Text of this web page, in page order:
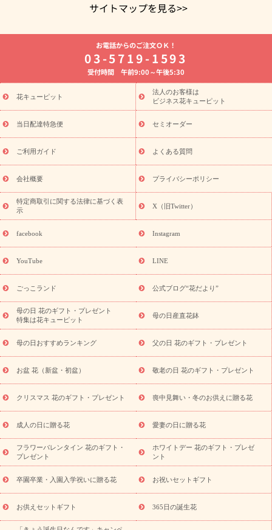
サイトマップを見る>>
よく贈られる花
お祝いの花特集
誕生日フラワーギフト特集
8月の誕生花(トルコキキョウ)
開店・開業祝い
お供え・お悔やみ お供え・お悔やみの花
通夜・葬儀に贈る花 胡蝶蘭・花鉢
ーブドフラワー
季節のイベント
ひまわり ギフト・プレゼント
特集
お盆 花（新盆・初盆） 季節のイベント
お盆 花（新
盆・初盆）
お盆 花（新盆・初盆）
お盆・お供え 花とセットギ
フト
お盆・お供え プリザーブドフラワー
ひまわり ギフト・プ
レゼント特集
夏の花贈り・お中元・暑中見舞い 花のギフト特集
敬老の日におくる花ギフト・プレゼント特集
花ギフト・プレゼント特集
敬老の日 花のおすすめランキング
敬
老の日 花鉢植えのギフト・プレゼント特集
敬老の日 花とセットギ
フト・プレゼント特集
敬老の日の花 全てのギフト一覧
キャン
ペーン
映画『ウォーターガーディアンズ』コラボキャンペーン
「きょう誕生日なんです」キャンペーン
誕生日の花を探す
誕生日フラワーギフト 誕生日フラワーギフト特集
(トルコキキョウ)
9月の誕生花(リンドウ)
ら探す
お祝いの花特集 当日配達特急便 お祝い商品一覧
念日
結婚祝い 出産祝い 退院祝い・快気祝い
寿祝い
プチギフト ペットのお祝いフラワー
供え・お悔やみ商品一覧
お供え・お悔やみの花
四十九日法要以
お供え プリザーブドフラワー
ペットのお供えフラワー
お盆（新
盆・初盆）
その他 お祝い返し お見舞い
お取り寄せギフト
ビジネス用
ご自宅用 観葉植物 ミディ胡蝶蘭
プリザーブ
ドフラワー
スタイルから探す アレンジメント 花束
スタ
ンド花
お祝い お供え・お悔やみ 胡蝶蘭 胡蝶蘭・花鉢
ディ胡蝶蘭・お祝い
ミディ胡蝶蘭・お供え
世界初の青色胡蝶蘭
観葉植物
観葉植物 産直多肉植物
プリザーブドフラワー
お祝い
お供え・お悔やみ 花とセットギフト
セミオーダー
プチギフト（hanamore -ハナモア-）
花とみどりのeギフト
キューピットのeGfit
カラー ピンク イエローオレンジ
レッ
ド
お花の種類 トルコキキョウ
お祝い お祝い・3000円～ お祝い・4000円～
お祝い・
お電話からのご注文ＯＫ！
03-5719-1593
受付時間 午前9:00～午後5:30
花キューピット
法人のお客様は
ビジネス花キューピット
当日配達特急便 セミオーダー
ご利用ガイド よくある質問
会社概要 プライバシーポリシー
特定商取引に関する法律に基づく表
示
X（旧Twitter）
facebook Instagram
YouTube LINE
ごっこランド 公式ブログ“花だより”
母の日 花のギフト・プレゼント
特集は花キューピット
母の日産直花鉢
母の日おすすめランキング 父の日 花のギフト・プレゼント
お盆 花（新盆・初盆） 敬老の日 花のギフト・プレゼント
クリスマス 花のギフト・プレゼント 喪中見舞い・冬のお供えに贈る花
成人の日に贈る花 愛妻の日に贈る花
フラワーバレンタイン 花のギフト・
プレゼント
ホワイトデー 花のギフト・プレゼ
ント
卒園卒業・入園入学祝いに贈る花 お祝いセットギフト
お供えセットギフト 365日の誕生花